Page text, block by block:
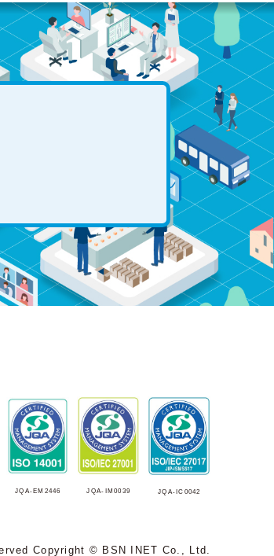
JQA-EM2446 JQA-IM0039 JQA-IC0042
Copyright © BSN INET Co., Ltd.